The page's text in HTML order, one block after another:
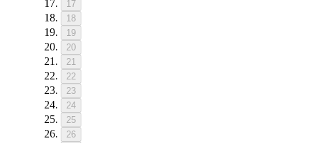
17
18
19
20
21
22
23
24
25
26